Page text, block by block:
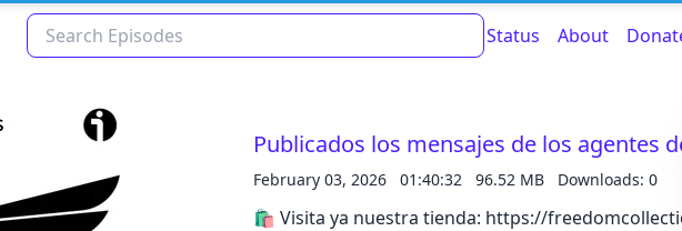
Status About
Publicados los mensajes de los agentes
February 03, 2026 01:40:32 96.52 MB Downloads: 0
🛍️ Visita ya nuestra tienda: https://freedomcollection.es 👉